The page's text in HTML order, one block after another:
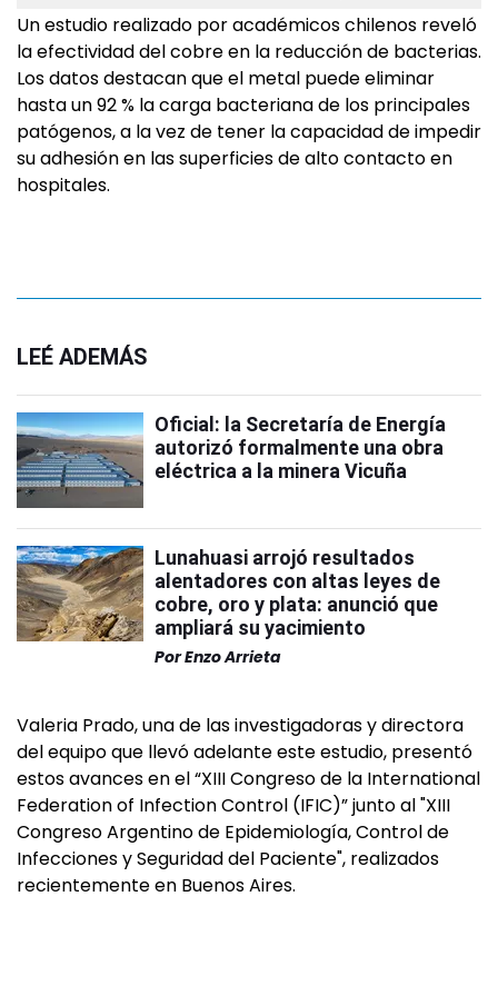
Un estudio realizado por académicos chilenos reveló
la efectividad del cobre en la reducción de bacterias.
Los datos destacan que el metal puede eliminar
hasta un 92 % la carga bacteriana de los principales
patógenos, a la vez de tener la capacidad de impedir
su adhesión en las superficies de alto contacto en
hospitales.
LEÉ ADEMÁS
Oficial: la Secretaría de Energía
autorizó formalmente una obra
eléctrica a la minera Vicuña
Lunahuasi arrojó resultados
alentadores con altas leyes de
cobre, oro y plata: anunció que
ampliará su yacimiento
PorEnzo Arrieta
Valeria Prado, una de las investigadoras y directora
del equipo que llevó adelante este estudio, presentó
estos avances en el “XIII Congreso de la International
Federation of Infection Control (IFIC)” junto al "XIII
Congreso Argentino de Epidemiología, Control de
Infecciones y Seguridad del Paciente", realizados
recientemente en Buenos Aires.